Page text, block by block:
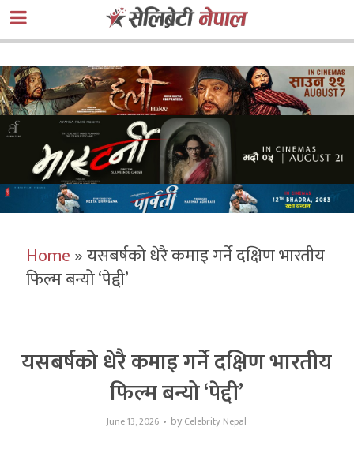
Home»यसबर्षको धेरै कमाइ गर्ने दक्षिण भारतीय
फिल्म बन्यो ‘पेद्दी’
यसबर्षको धेरै कमाइ गर्ने दक्षिण भारतीय
फिल्म बन्यो ‘पेद्दी’
June 13, 2026 by Celebrity Nepal